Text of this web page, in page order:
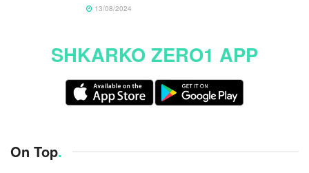
13/08/2024
SHKARKO ZERO1 APP
On Top.